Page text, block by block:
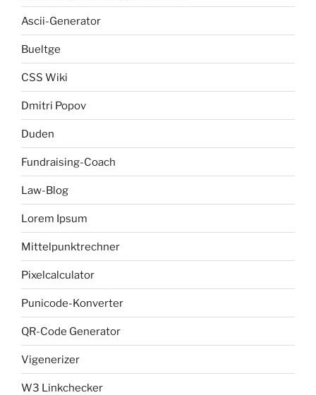
Ascii-Generator
Bueltge
CSS Wiki
Dmitri Popov
Duden
Fundraising-Coach
Law-Blog
Lorem Ipsum
Mittelpunktrechner
Pixelcalculator
Punicode-Konverter
QR-Code Generator
Vigenerizer
W3 Linkchecker